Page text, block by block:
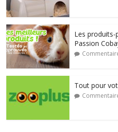
Les produits-
Passion
Tout pour